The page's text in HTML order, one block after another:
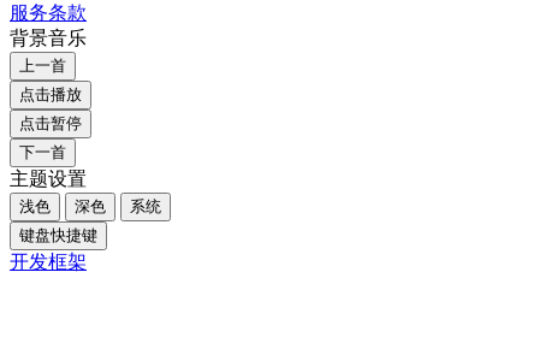
服务条款
背景音乐
上一首
点击播放
点击暂停
下一首
主题设置
浅色 深色
系统
键盘快捷键
开发框架